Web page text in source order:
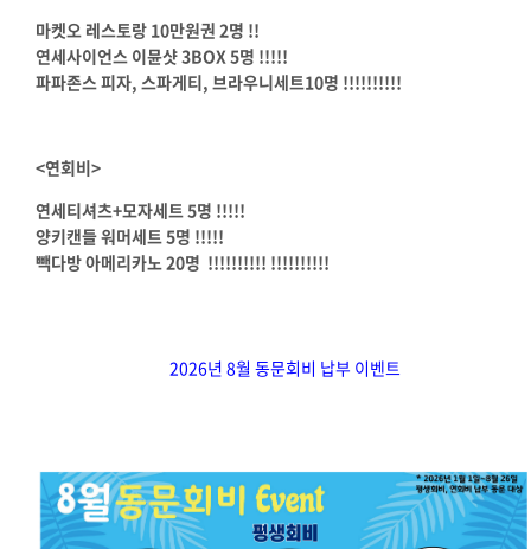
마켓오 레스토랑 10만원권 2명 !!
연세사이언스 이뮨샷 3BOX 5명 !!!!!
파파존스 피자, 스파게티, 브라우니세트10명 !!!!!!!!!!
<연회비>
연세티셔츠+모자세트 5명 !!!!!
양키캔들 워머세트 5명 !!!!!
빽다방 아메리카노 20명 !!!!!!!!!! !!!!!!!!!!
2026년 8월 동문회비 납부 이벤트